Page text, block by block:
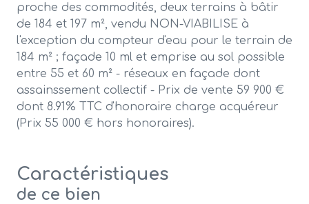
proche des commodités, deux terrains à bâtir
de 184 et 197 m², vendu NON-VIABILISE à
l'exception du compteur d'eau pour le terrain de
184 m² ; façade 10 ml et emprise au sol possible
entre 55 et 60 m² - réseaux en façade dont
assainssement collectif - Prix de vente 59 900 €
dont 8.91% TTC d'honoraire charge acquéreur
(Prix 55 000 € hors honoraires).
Caractéristiques
de ce bien